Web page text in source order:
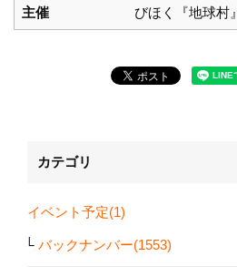
主催 びほく『地球村』
カテゴリ
イベント予定(1)
バックナンバー(1553)